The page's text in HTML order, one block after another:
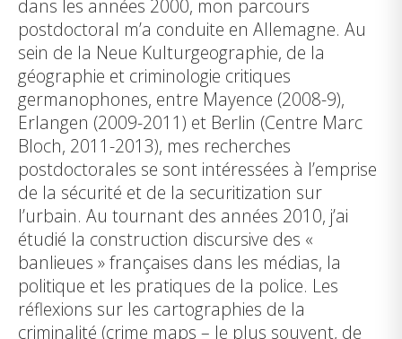
dans les années 2000, mon parcours
postdoctoral m’a conduite en Allemagne. Au
sein de la Neue Kulturgeographie, de la
géographie et criminologie critiques
germanophones, entre Mayence (2008-9),
Erlangen (2009-2011) et Berlin (Centre Marc
Bloch, 2011-2013), mes recherches
postdoctorales se sont intéressées à l’emprise
de la sécurité et de la securitization sur
l’urbain. Au tournant des années 2010, j’ai
étudié la construction discursive des «
banlieues » françaises dans les médias, la
politique et les pratiques de la police. Les
réflexions sur les cartographies de la
criminalité (crime maps – le plus souvent, de